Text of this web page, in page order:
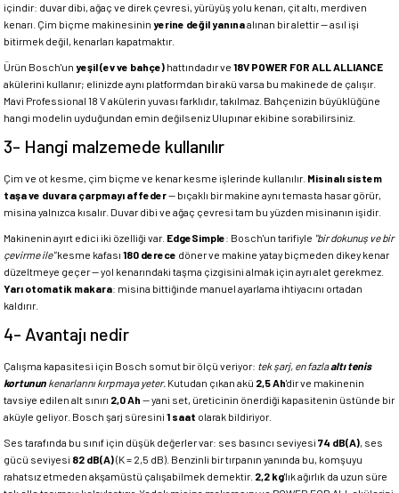
içindir: duvar dibi, ağaç ve direk çevresi, yürüyüş yolu kenarı, çit altı, merdiven
kenarı. Çim biçme makinesinin yerine değil yanınaalınan bir alettir — asıl işi
bitirmek değil, kenarları kapatmaktır.
Ürün Bosch'un yeşil (ev ve bahçe) hattındadır ve 18V POWER FOR ALL ALLIANCE
akülerini kullanır; elinizde aynı platformdan bir akü varsa bu makinede de çalışır.
Mavi Professional 18 V akülerin yuvası farklıdır, takılmaz. Bahçenizin büyüklüğüne
hangi modelin uyduğundan emin değilseniz Ulupınar ekibine sorabilirsiniz.
3- Hangi malzemede kullanılır
Çim ve ot kesme, çim biçme ve kenar kesme işlerinde kullanılır. Misinalı sistem
taşa ve duvara çarpmayı affeder— bıçaklı bir makine aynı temasta hasar görür,
misina yalnızca kısalır. Duvar dibi ve ağaç çevresi tam bu yüzden misinanın işidir.
Makinenin ayırt edici iki özelliği var. EdgeSimple: Bosch'un tarifiyle "bir dokunuş ve bir
çevirme ile"kesme kafası 180 derece döner ve makine yatay biçmeden dikey kenar
düzeltmeye geçer — yol kenarındaki taşma çizgisini almak için ayrı alet gerekmez.
Yarı otomatik makara: misina bittiğinde manuel ayarlama ihtiyacını ortadan
kaldırır.
4- Avantajı nedir
Çalışma kapasitesi için Bosch somut bir ölçü veriyor: tek şarj, en fazlaaltı tenis
kortunun kenarlarını kırpmaya yeter. Kutudan çıkan akü 2,5 Ah'dir ve makinenin
tavsiye edilen alt sınırı 2,0 Ah — yani set, üreticinin önerdiği kapasitenin üstünde bir
aküyle geliyor. Bosch şarj süresini 1 saat olarak bildiriyor.
Ses tarafında bu sınıf için düşük değerler var: ses basıncı seviyesi 74 dB(A), ses
gücü seviyesi 82 dB(A)(K = 2,5 dB). Benzinli bir tırpanın yanında bu, komşuyu
rahatsız etmeden akşamüstü çalışabilmek demektir. 2,2 kg'lık ağırlık da uzun süre